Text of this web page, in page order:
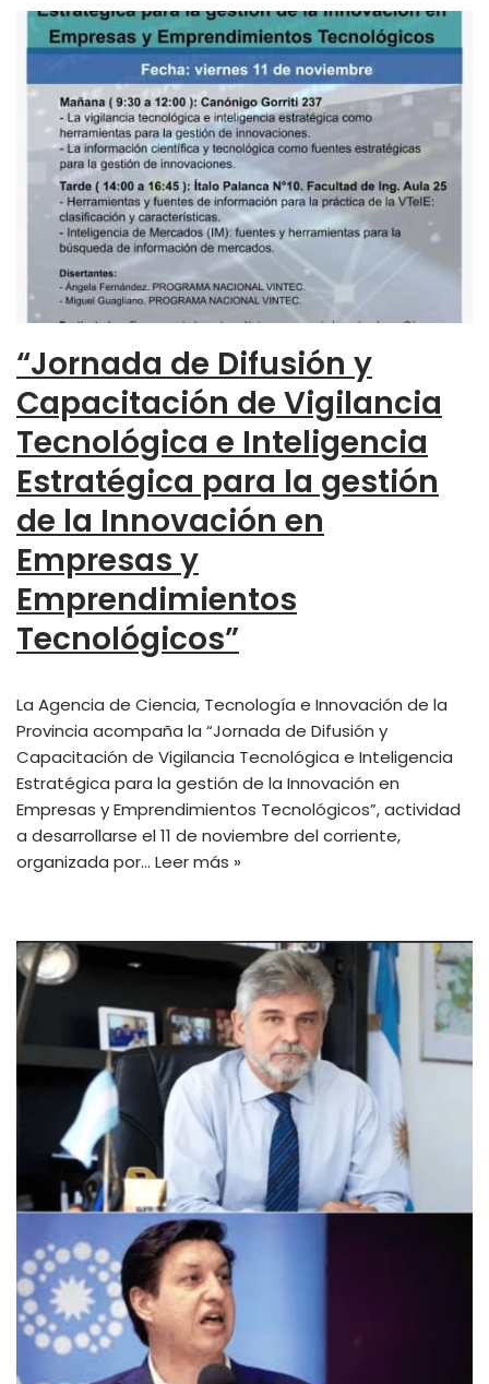
“Jornada de Difusión y
Capacitación de Vigilancia
Tecnológica e Inteligencia
Estratégica para la gestión
de la Innovación en
Empresas y
Emprendimientos
Tecnológicos”
La Agencia de Ciencia, Tecnología e Innovación de la
Provincia acompaña la “Jornada de Difusión y
Capacitación de Vigilancia Tecnológica e Inteligencia
Estratégica para la gestión de la Innovación en
Empresas y Emprendimientos Tecnológicos”, actividad
a desarrollarse el 11 de noviembre del corriente,
organizada por… Leer más »